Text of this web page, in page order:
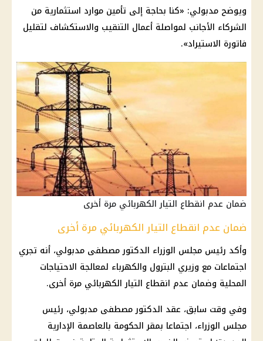
ويوضح مدبولي: «كنا بحاجة إلى تأمين موارد استثمارية من
الشركاء الأجانب لمواصلة أعمال التنقيب والاستكشاف لتقليل
فاتورة الاستيراد».
ضمان عدم انقطاع التيار الكهربائي مرة أخرى
ضمان عدم انقطاع التيار الكهربائي مرة أخرى
وأكد رئيس مجلس الوزراء الدكتور مصطفى مدبولي، أنه تجري
اجتماعات مع وزيري البترول والكهرباء لمعالجة الاحتياجات
المحلية وضمان عدم انقطاع التيار الكهربائي مرة أخرى.
وفي وقت سابق، عقد الدكتور مصطفى مدبولي، رئيس
مجلس الوزراء، اجتماعا بمقر الحكومة بالعاصمة الإدارية